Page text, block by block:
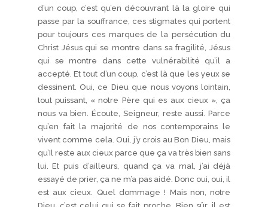
d’un coup, c’est qu’en découvrant là la gloire qui
passe par la souffrance, ces stigmates qui portent
pour toujours ces marques de la persécution du
Christ Jésus qui se montre dans sa fragilité, Jésus
qui se montre dans cette vulnérabilité qu’il a
accepté. Et tout d’un coup, c’est là que les yeux se
dessinent. Oui, ce Dieu que nous voyons lointain,
tout puissant, « notre Père qui es aux cieux », ça
nous va bien. Écoute, Seigneur, reste aussi. Parce
qu’en fait la majorité de nos contemporains le
vivent comme cela. Oui, j’y crois au Bon Dieu, mais
qu’Il reste aux cieux parce que ça va très bien sans
lui. Et puis d’ailleurs, quand ça va mal, j’ai déjà
essayé de prier, ça ne m’a pas aidé. Donc oui, oui, il
est aux cieux. Quel dommage ! Mais non, notre